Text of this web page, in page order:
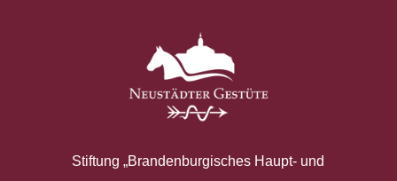
Stiftung „Brandenburgisches Haupt- und